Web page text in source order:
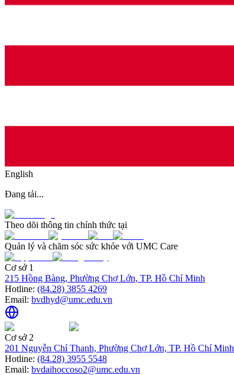
English
Đang tải...
Theo dõi thông tin chính thức tại
Quản lý và chăm sóc sức khỏe với UMC Care
Cơ sở 1
215 Hồng Bàng, Phường Chợ Lớn, TP. Hồ Chí Minh
Hotline: (84.28) 3855 4269
Email: bvdhyd@umc.edu.vn
Cơ sở 2
201 Nguyễn Chí Thanh, Phường Chợ Lớn, TP. Hồ Chí Minh
Hotline: (84.28) 3955 5548
Email: bvdaihoccoso2@umc.edu.vn